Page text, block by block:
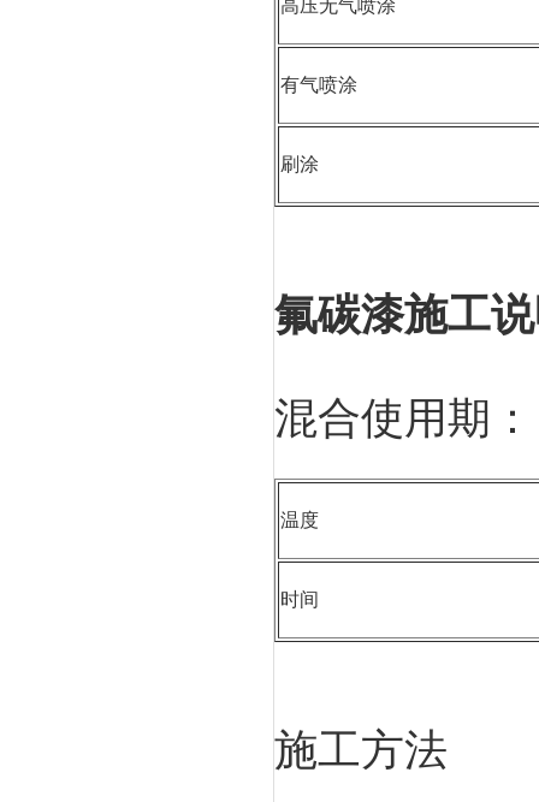
高压无气喷涂
有气喷涂
刷涂
氟碳漆施工
混合使用期：
温度
时间
施工方法